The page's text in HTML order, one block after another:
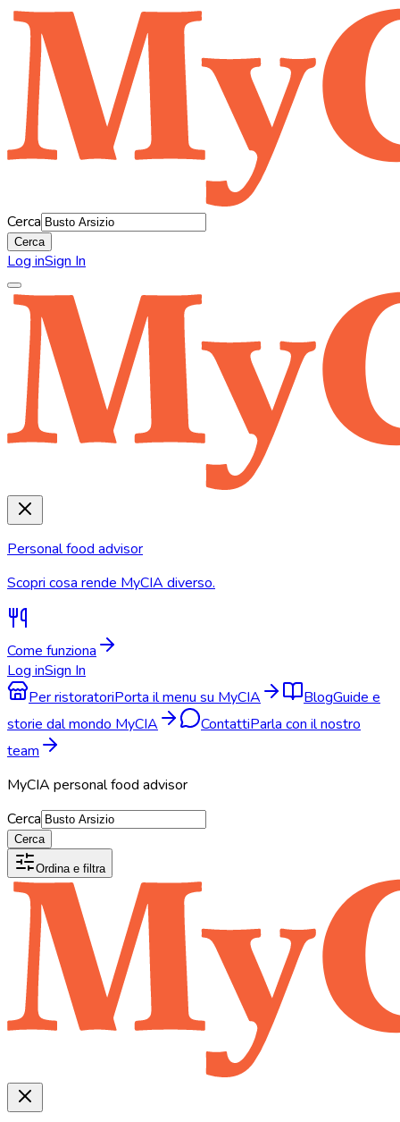
Cerca
Cerca
Log inSign In
Personal food advisor
Scopri cosa rende MyCIA diverso.
Come funziona
Log inSign In
Per ristoratoriPorta il menu su MyCIA BlogGuide e
storie dal mondo MyCIA
ContattiParla con il nostro
team
MyCIA personal food advisor
Cerca
Cerca
Ordina e filtra